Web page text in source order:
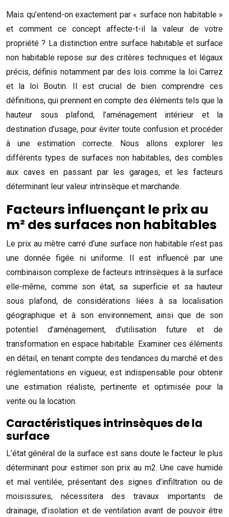
Mais qu’entend-on exactement par « surface non habitable »
et comment ce concept affecte-t-il la valeur de votre
propriété ? La distinction entre surface habitable et surface
non habitable repose sur des critères techniques et légaux
précis, définis notamment par des lois comme la loi Carrez
et la loi Boutin. Il est crucial de bien comprendre ces
définitions, qui prennent en compte des éléments tels que la
hauteur sous plafond, l’aménagement intérieur et la
destination d’usage, pour éviter toute confusion et procéder
à une estimation correcte. Nous allons explorer les
différents types de surfaces non habitables, des combles
aux caves en passant par les garages, et les facteurs
déterminant leur valeur intrinsèque et marchande.
Facteurs influençant le prix au
m² des surfaces non habitables
Le prix au mètre carré d’une surface non habitable n’est pas
une donnée figée ni uniforme. Il est influencé par une
combinaison complexe de facteurs intrinsèques à la surface
elle-même, comme son état, sa superficie et sa hauteur
sous plafond, de considérations liées à sa localisation
géographique et à son environnement, ainsi que de son
potentiel d’aménagement, d’utilisation future et de
transformation en espace habitable. Examiner ces éléments
en détail, en tenant compte des tendances du marché et des
réglementations en vigueur, est indispensable pour obtenir
une estimation réaliste, pertinente et optimisée pour la
vente ou la location.
Caractéristiques intrinsèques de la
surface
L’état général de la surface est sans doute le facteur le plus
déterminant pour estimer son prix au m2. Une cave humide
et mal ventilée, présentant des signes d’infiltration ou de
moisissures, nécessitera des travaux importants de
drainage, d’isolation et de ventilation avant de pouvoir être